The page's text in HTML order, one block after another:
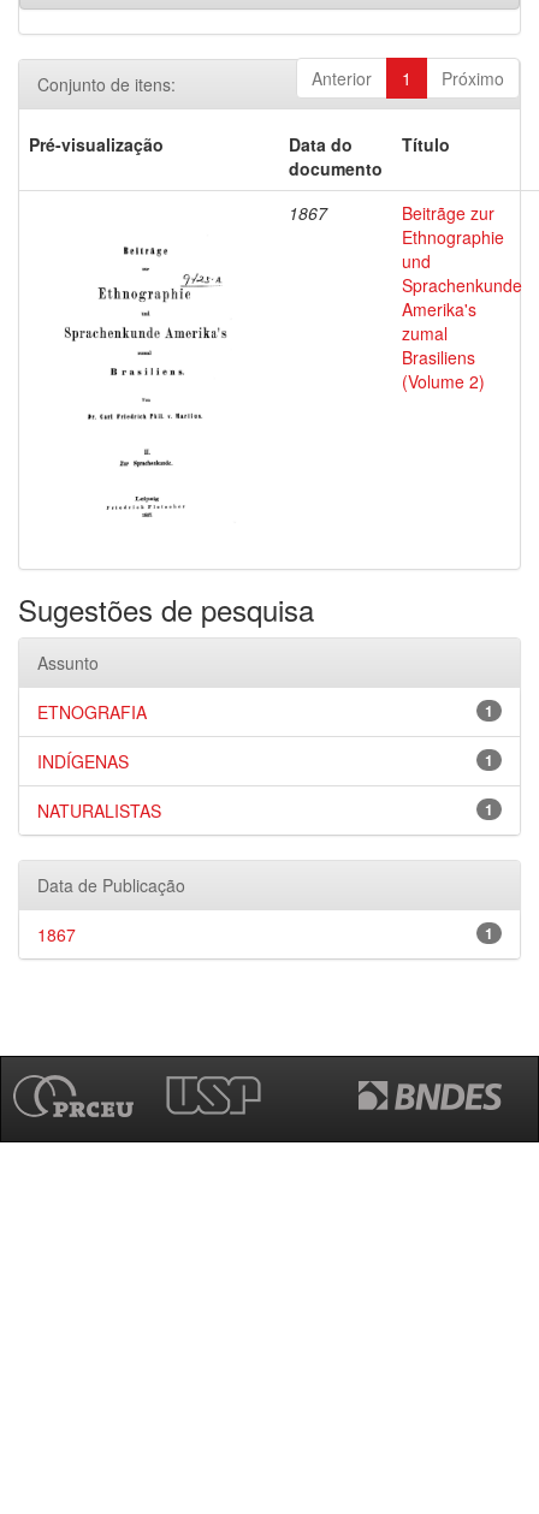
Anterior 1 Próximo
Conjunto de itens:
Pré-visualização
Data do
documento
Título
1867
Beitrãge zur
Ethnographie
und
Sprachenkunde
Amerika's
zumal
Brasiliens
(Volume 2)
Sugestões de pesquisa
Assunto
1
ETNOGRAFIA
1
INDÍGENAS
1
NATURALISTAS
Data de Publicação
1
1867